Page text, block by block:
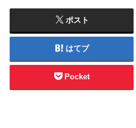
ポスト
はてブ
Pocket